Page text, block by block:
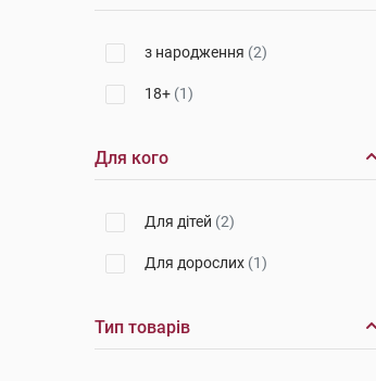
з народження (2)
18+ (1)
Для кого
Для дітей (2)
Для дорослих (1)
Тип товарів